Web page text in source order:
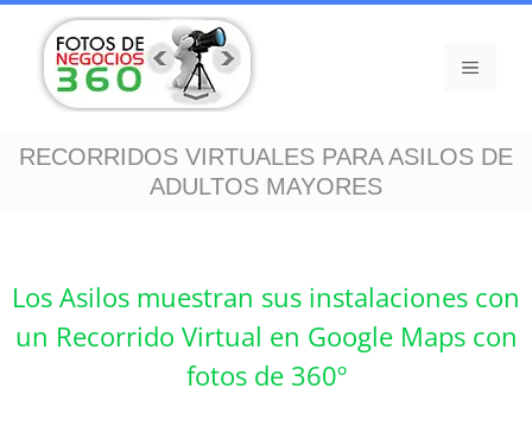
RECORRIDOS VIRTUALES PARA ASILOS DE
ADULTOS MAYORES
Los Asilos muestran sus instalaciones con
un Recorrido Virtual en Google Maps con
fotos de 360º